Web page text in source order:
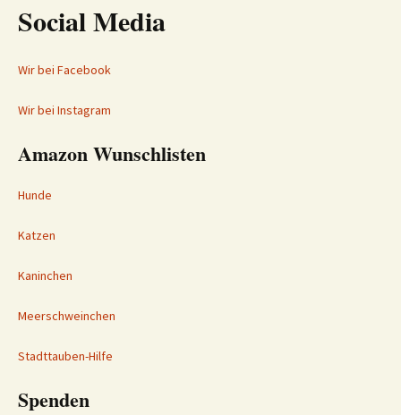
Social Media
Wir bei Facebook
Wir bei Instagram
Amazon Wunschlisten
Hunde
Katzen
Kaninchen
Meerschweinchen
Stadttauben-Hilfe
Spenden